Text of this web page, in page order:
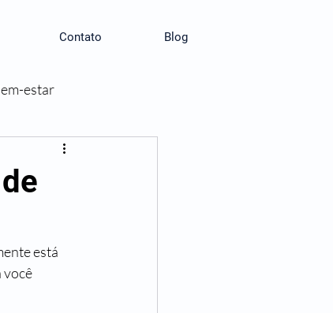
Contato Blog
estar
está
você